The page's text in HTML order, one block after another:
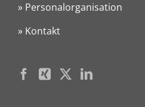
» Personalorganisation
» Kontakt